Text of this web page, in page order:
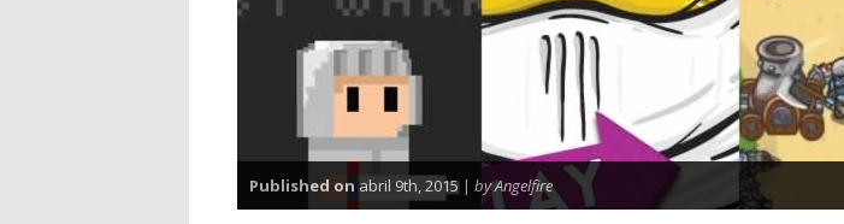
Published on abril 9th, 2015 | by Angelfire